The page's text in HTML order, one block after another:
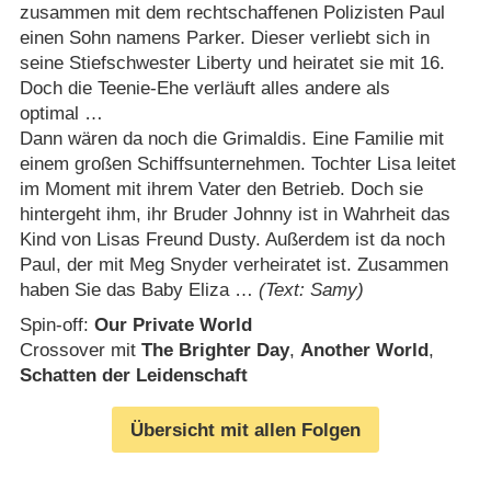
zusammen mit dem rechtschaffenen Polizisten Paul
einen Sohn namens Parker. Dieser verliebt sich in
seine Stiefschwester Liberty und heiratet sie mit 16.
Doch die Teenie-Ehe verläuft alles andere als
optimal …
Dann wären da noch die Grimaldis. Eine Familie mit
einem großen Schiffsunternehmen. Tochter Lisa leitet
im Moment mit ihrem Vater den Betrieb. Doch sie
hintergeht ihm, ihr Bruder Johnny ist in Wahrheit das
Kind von Lisas Freund Dusty. Außerdem ist da noch
Paul, der mit Meg Snyder verheiratet ist. Zusammen
haben Sie das Baby Eliza … (Text: Samy)
Spin-off: Our Private World
Crossover mit The Brighter Day, Another World,
Schatten der Leidenschaft
Übersicht mit allen Folgen